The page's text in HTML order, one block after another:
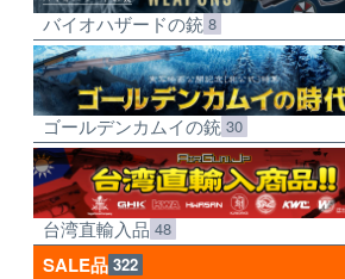
バイオハザードの銃 8
ゴールデンカムイの銃 30
台湾直輸入品 48
SALE品 322